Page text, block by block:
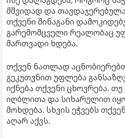
მშვიდად და
თქვენი შინაგანი
გარემომცველი რეალობაც
მართვადი ხდება.
თქვენ ნათლად
გეკუთვნით უფლება
იქნება თქვენი ცხოვრება.
იღბლითა და სიხარულით
მოხდება. სხვის ეჭვებს
აღარ აქვს.